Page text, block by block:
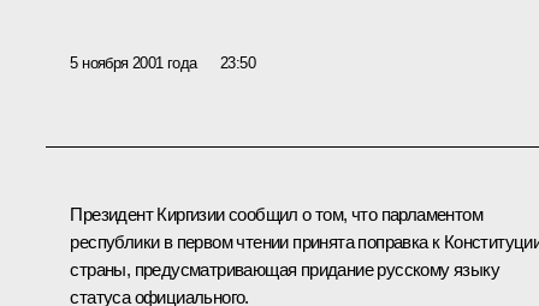
5 ноября 2001 года 23:50
Президент Киргизии сообщил о том, что парламентом
республики в первом чтении принята поправка к
страны, предусматривающая придание русскому языку
статуса официального.